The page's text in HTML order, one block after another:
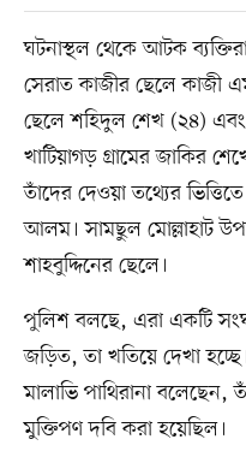
ঘটনাস্থল থেকে আটক
সেরাত কাজীর ছেলে কাজী
ছেলে শহিদুল শেখ (২৪)
খাটিয়াগড় গ্রামের জাকির
তাঁদের দেওয়া তথ্যের
আলম। সামছুল মোল্লাহাট
শাহবুদ্দিনের ছেলে।
পুলিশ বলছে, এরা একটি
জড়িত, তা খতিয়ে দেখা
মালাভি পাথিরানা বলেছেন,
মুক্তিপণ দবি করা হয়েছিল।